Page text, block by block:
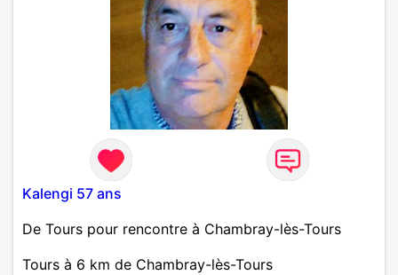
Kalengi 57 ans
De Tours pour rencontre à Chambray-lès-Tours
Tours à 6 km de Chambray-lès-Tours